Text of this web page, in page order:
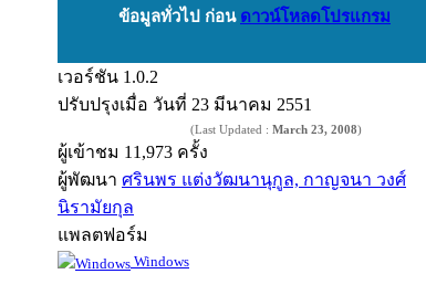
ข้อมูลทั่วไป ก่อน ดาวน์โหลดโปรแกรม
เวอร์ชัน 1.0.2
ปรับปรุงเมื่อ วันที่ 23 มีนาคม 2551
(Last Updated : March 23, 2008)
ผู้เข้าชม 11,973 ครั้ง
ผู้พัฒนา ศรินพร แต่งวัฒนานุกูล, กาญจนา วงศ์
นิรามัยกุล
แพลตฟอร์ม
Windows